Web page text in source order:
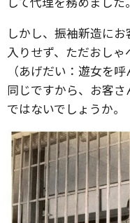
しかし、振袖新造に
入りせず、ただおし
（あげだい：遊女を
同じですから、お客
ではないでしょうか。